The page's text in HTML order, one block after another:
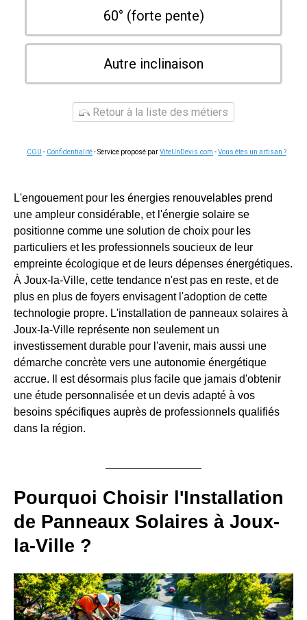
60° (forte pente)
Autre inclinaison
Retour à la liste des métiers
CGU - Confidentialité- Service proposé parViteUnDevis.com -Vous êtes un artisan ?
L'engouement pour les énergies renouvelables prend
une ampleur considérable, et l'énergie solaire se
positionne comme une solution de choix pour les
particuliers et les professionnels soucieux de leur
empreinte écologique et de leurs dépenses énergétiques.
À Joux-la-Ville, cette tendance n'est pas en reste, et de
plus en plus de foyers envisagent l'adoption de cette
technologie propre. L'installation de panneaux solaires à
Joux-la-Ville représente non seulement un
investissement durable pour l'avenir, mais aussi une
démarche concrète vers une autonomie énergétique
accrue. Il est désormais plus facile que jamais d'obtenir
une étude personnalisée et un devis adapté à vos
besoins spécifiques auprès de professionnels qualifiés
dans la région.
Pourquoi Choisir l'Installation
de Panneaux Solaires à Joux-
la-Ville ?